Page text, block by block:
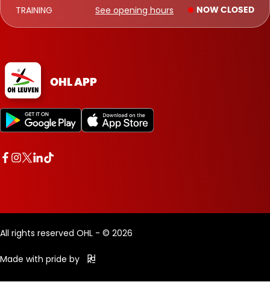
TRAINING See opening hours NOW CLOSED
OHL APP
All rights reserved OHL - © 2026
Made with pride by